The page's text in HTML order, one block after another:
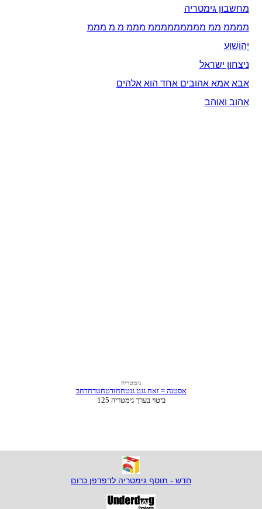
מחשבון גימטריה
ממממ ממ מממממממממ מממ מ מ מממ
יְהוֹשׁוּעַ
ניצחון ישראל
אבא אמא אהובים אחד הוא אלהים
אהוב ואוהב
חדש - תוסף גימטריה לדפדפן כרום